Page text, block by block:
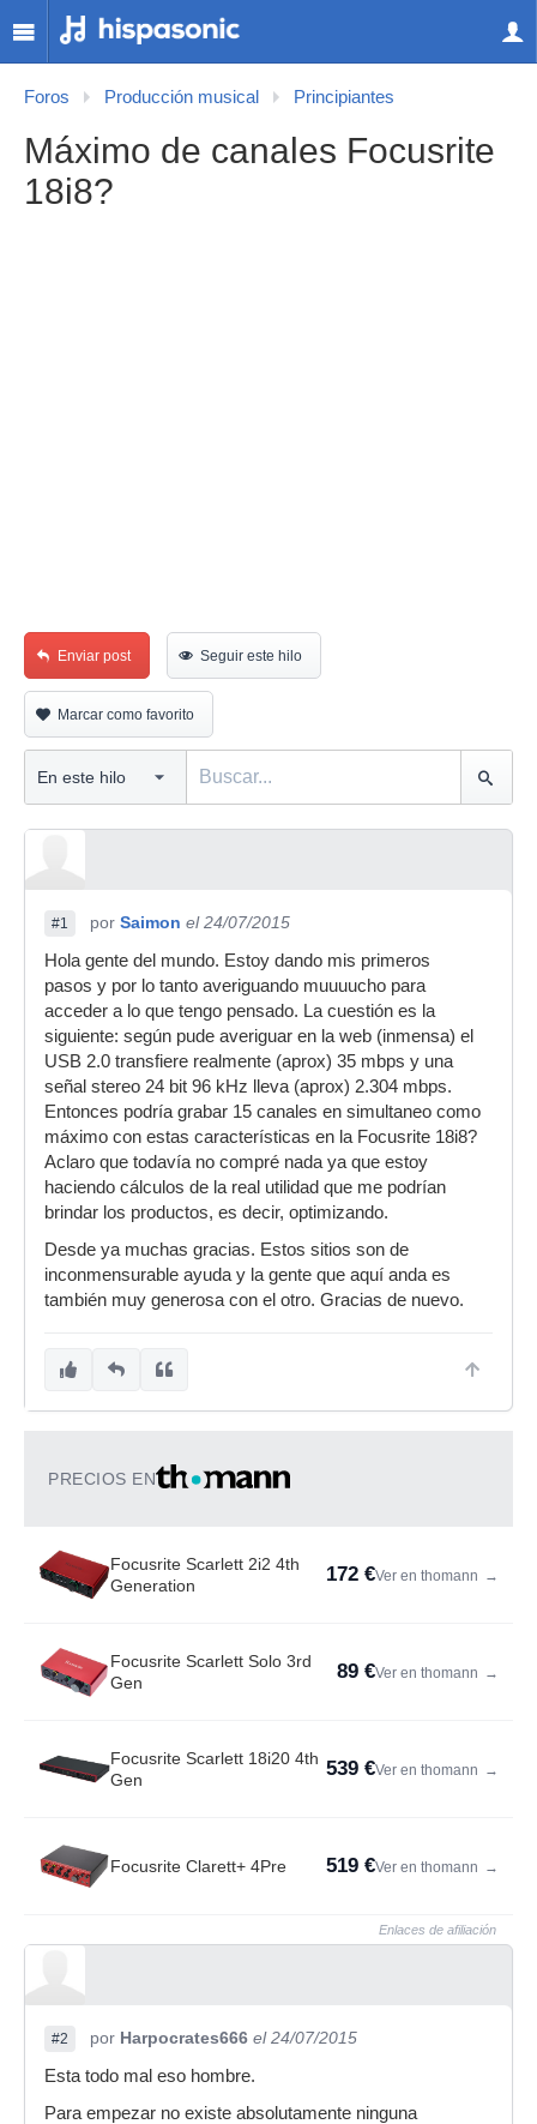
Foros Producción musical Principiantes
Máximo de canales Focusrite
18i8?
Enviar post Seguir este hilo
Marcar como favorito
#1 por Saimon el 24/07/2015
Hola gente del mundo. Estoy dando mis primeros
pasos y por lo tanto averiguando muuuucho para
acceder a lo que tengo pensado. La cuestión es la
siguiente: según pude averiguar en la web (inmensa) el
USB 2.0 transfiere realmente (aprox) 35 mbps y una
señal stereo 24 bit 96 kHz lleva (aprox) 2.304 mbps.
Entonces podría grabar 15 canales en simultaneo como
máximo con estas características en la Focusrite 18i8?
Aclaro que todavía no compré nada ya que estoy
haciendo cálculos de la real utilidad que me podrían
brindar los productos, es decir, optimizando.
Desde ya muchas gracias. Estos sitios son de
inconmensurable ayuda y la gente que aquí anda es
también muy generosa con el otro. Gracias de nuevo.
PRECIOS EN
Focusrite Scarlett 2i2 4th
Generation
172 €Ver en thomann →
Focusrite Scarlett Solo 3rd
Gen
89 €Ver en thomann →
Focusrite Scarlett 18i20 4th
Gen
539 €Ver en thomann →
Focusrite Clarett+ 4Pre 519 €Ver en thomann →
Enlaces de afiliación
#2 por Harpocrates666 el 24/07/2015
Esta todo mal eso hombre.
Para empezar no existe absolutamente ninguna